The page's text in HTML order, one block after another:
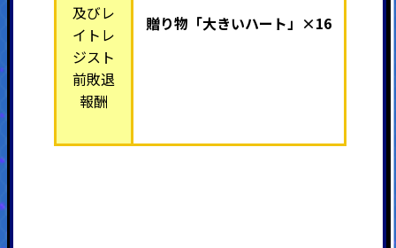
及びレ
イトレ
ジスト
前敗退
報酬
贈り物「大きいハート」×16